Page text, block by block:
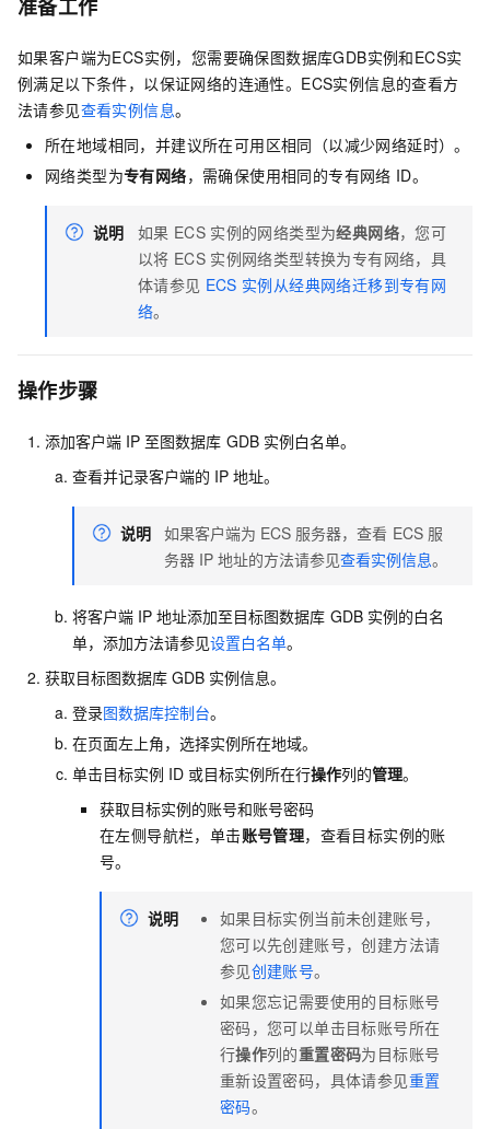
准备工作
如果客户端为ECS实例，您需要确保图数据库GDB实例和ECS实
例满足以下条件，以保证网络的连通性。ECS实例信息的查看方
法请参见查看实例信息。
所在地域相同，并建议所在可用区相同（以减少网络延时）。
网络类型为专有网络，需确保使用相同的专有网络 ID。
说明 如果 ECS 实例的网络类型为经典网络，您可
以将 ECS 实例网络类型转换为专有网络，具
体请参见 ECS 实例从经典网络迁移到专有网
络。
操作步骤
添加客户端 IP 至图数据库 GDB 实例白名单。
查看并记录客户端的 IP 地址。
说明 如果客户端为 ECS 服务器，查看 ECS 服
务器 IP 地址的方法请参见查看实例信息。
将客户端 IP 地址添加至目标图数据库 GDB 实例的白名
单，添加方法请参见设置白名单。
获取目标图数据库 GDB 实例信息。
登录图数据库控制台。
在页面左上角，选择实例所在地域。
单击目标实例 ID 或目标实例所在行操作列的管理。
获取目标实例的账号和账号密码
在左侧导航栏，单击账号管理，查看目标实例的账
号。
说明
如果目标实例当前未创建账号，
您可以先创建账号，创建方法请
参见创建账号。
如果您忘记需要使用的目标账号
密码，您可以单击目标账号所在
行操作列的重置密码为目标账号
重新设置密码，具体请参见重置
密码。